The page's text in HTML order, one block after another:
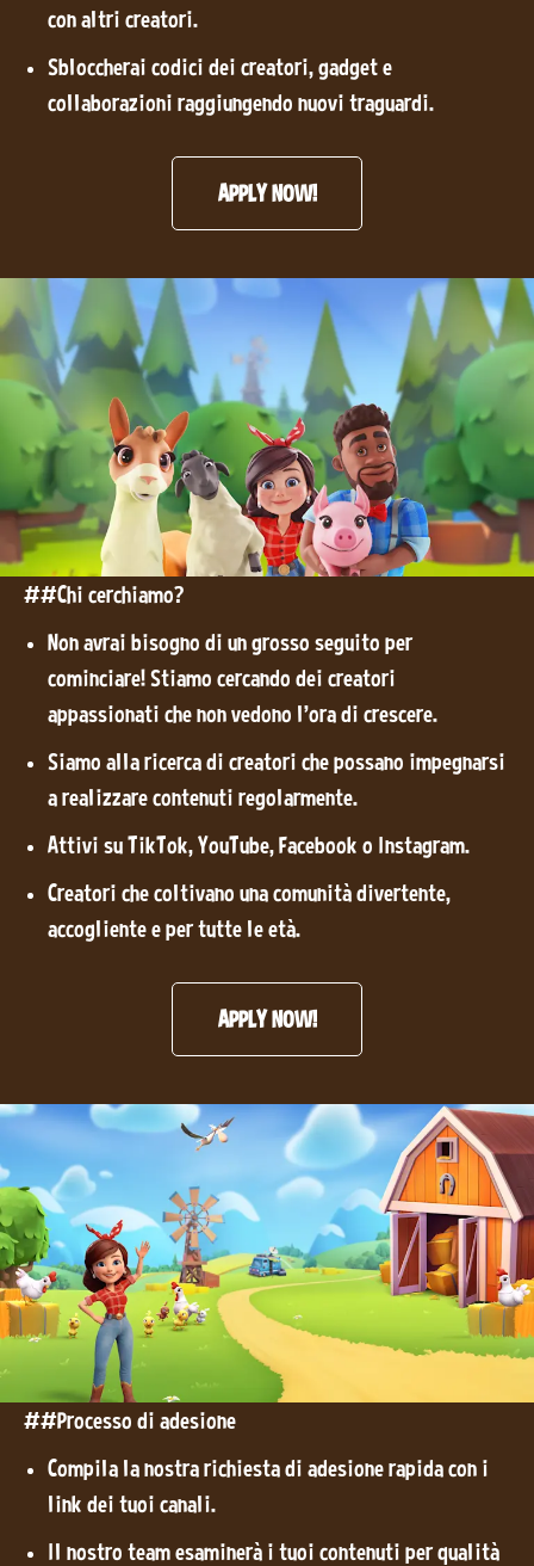
con altri creatori.
Sbloccherai codici dei creatori, gadget e
collaborazioni raggiungendo nuovi traguardi.
APPLY NOW!
##Chi cerchiamo?
Non avrai bisogno di un grosso seguito per
cominciare! Stiamo cercando dei creatori
appassionati che non vedono l'ora di crescere.
Siamo alla ricerca di creatori che possano impegnarsi
a realizzare contenuti regolarmente.
Attivi su TikTok, YouTube, Facebook o Instagram.
Creatori che coltivano una comunità divertente,
accogliente e per tutte le età.
APPLY NOW!
##Processo di adesione
Compila la nostra richiesta di adesione rapida con i
link dei tuoi canali.
Il nostro team esaminerà i tuoi contenuti per qualità